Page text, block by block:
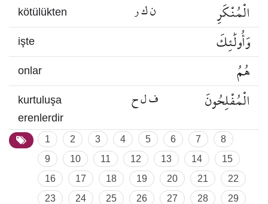
kötülükten ن ك ر الْمُنْكَرِ
işte وَأُولَٰئِكَ
onlar هُمُ
kurtuluşa
erenlerdir
ف ل ح الْمُفْلِحُونَ
1 2 3 4 5 6 7
8
9
10 11 12 13 14
15
16
17 18 19 20 21
22
23
24 25 26 27 28
29